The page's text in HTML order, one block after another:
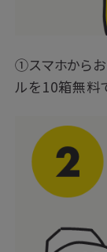
①スマホからお
ルを10箱無料